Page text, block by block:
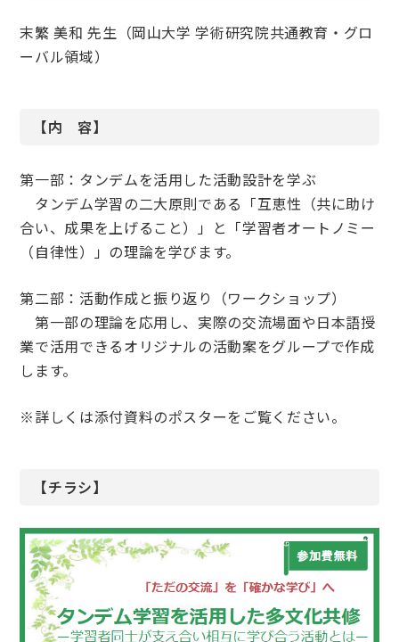
末繁 美和 先生（岡山大学 学術研究院共通教育・グロ
ーバル領域）
【内 容】
第一部：タンデムを活用した活動設計を学ぶ
タンデム学習の二大原則である「互恵性（共に助け
合い、成果を上げること）」と「学習者オートノミー
（自律性）」の理論を学びます。
第二部：活動作成と振り返り（ワークショップ）
第一部の理論を応用し、実際の交流場面や日本語授
業で活用できるオリジナルの活動案をグループで作成
します。
※詳しくは添付資料のポスターをご覧ください。
【チラシ】